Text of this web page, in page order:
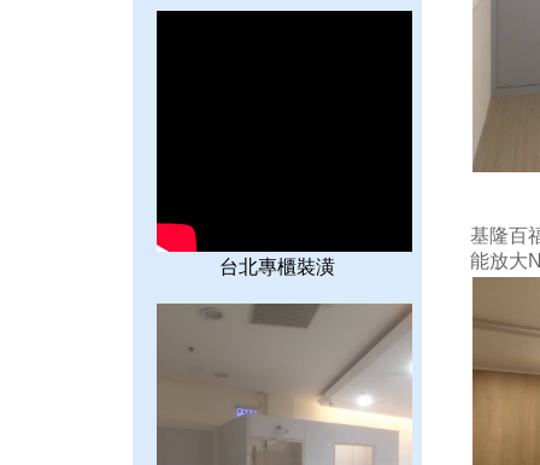
台北專櫃裝潢
基隆百
能放大